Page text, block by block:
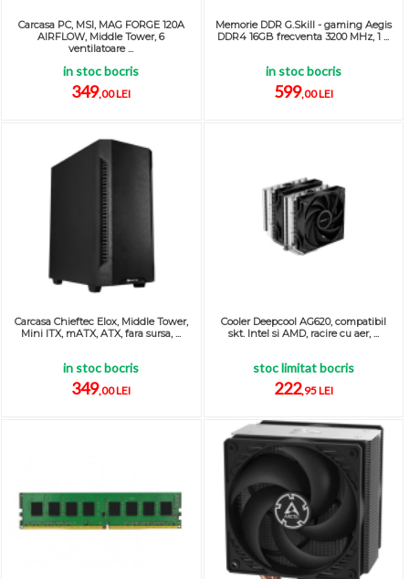
Carcasa PC, MSI, MAG FORGE 120A
AIRFLOW, Middle Tower, 6
ventilatoare ...
in stoc bocris
349,00 LEI
Memorie DDR G.Skill - gaming Aegis
DDR4 16GB frecventa 3200 MHz, 1 ...
in stoc bocris
599,00 LEI
Carcasa Chieftec Elox, Middle Tower,
Mini ITX, mATX, ATX, fara sursa, ...
in stoc bocris
349,00 LEI
Cooler Deepcool AG620, compatibil
skt. Intel si AMD, racire cu aer, ...
stoc limitat bocris
222,95 LEI